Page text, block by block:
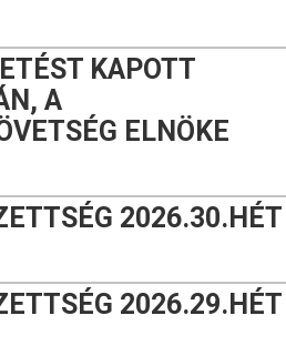
KAPOTT
A
ELNÖKE
2026.30.HÉT
2026.29.HÉT